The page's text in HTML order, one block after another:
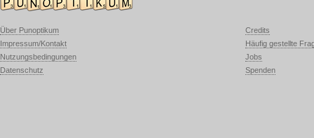
Über Punoptikum
Impressum/Kontakt
Nutzungsbedingungen
Datenschutz
Credits
Häufig gestellte
Jobs
Spenden